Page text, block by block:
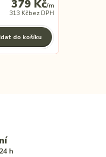
379 Kč/m
313 Kčbez DPH
do košíku
h